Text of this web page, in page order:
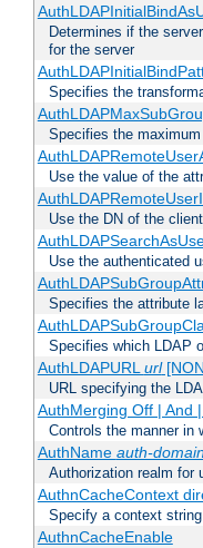
Determines if the
for the server
Specifies the
Specifies the
Use the value of the
Use the DN of the
Use the authenticated
Specifies the attribute
Specifies which LDAP
AuthLDAPURLurl
URL specifying the
AuthMerging Off | And
Controls the manner in
AuthName auth-
Authorization realm for
AuthnCacheContext
Specify a context
AuthnCacheEnable